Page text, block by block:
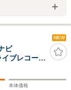
NEW
ビ
ブレコーダ
ズコント
ライザ
本体価格